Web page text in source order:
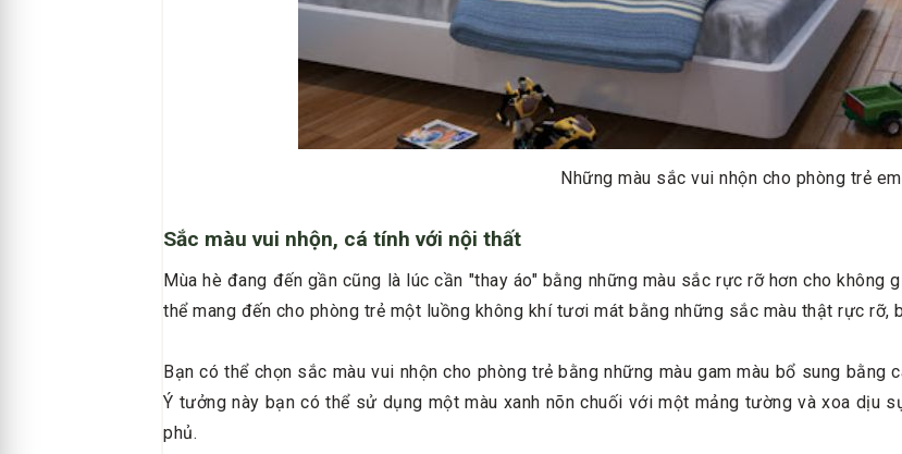
Những màu sắc vui nhộn cho phòng trẻ em
Sắc màu vui nhộn, cá tính với nội thất
Mùa hè đang đến gần cũng là lúc cần "thay áo" bằng những màu sắc rực rỡ hơn cho không
thể mang đến cho phòng trẻ một luồng không khí tươi mát bằng những sắc màu thật rực rỡ,
Bạn có thể chọn sắc màu vui nhộn cho phòng trẻ bằng những màu gam màu bổ sung bằng
Ý tưởng này bạn có thể sử dụng một màu xanh nõn chuối với một mảng tường và xoa dịu
phủ.